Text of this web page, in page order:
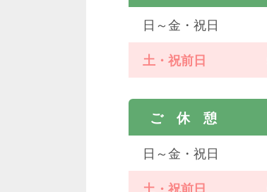
日～金・祝日
土・祝前日
ご 休 憩
日～金・祝日
土・祝前日